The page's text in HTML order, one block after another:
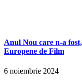
Anul Nou care n-a
Europene de Film
6 noiembrie 2024